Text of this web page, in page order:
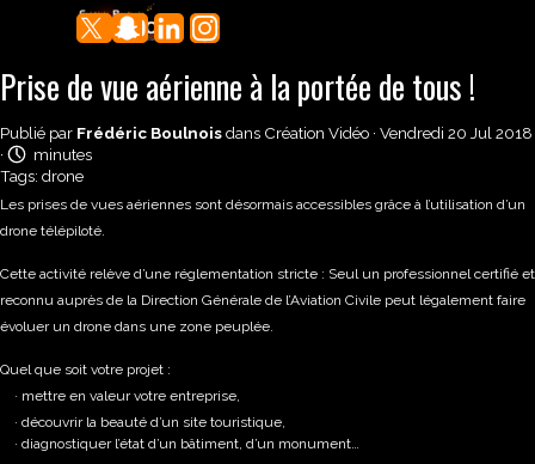
Aller au contenu
Sauter le menu
Prise de vue aérienne à la portée de tous !
Publié par Frédéric Boulnoisdans Création Vidéo · Vendredi 20 Jul 2018
·
minutes
Tags: drone
Les prises de vues aériennes sont désormais accessibles grâce à l’utilisation d’un
drone télépiloté.
Cette activité relève d’une réglementation stricte : Seul un professionnel certifié et
reconnu auprès de la Direction Générale de l’Aviation Civile peut légalement faire
évoluer un drone dans une zone peuplée.
Quel que soit votre projet :
· mettre en valeur votre entreprise,
· découvrir la beauté d’un site touristique,
· diagnostiquer l’état d’un bâtiment, d’un monument…